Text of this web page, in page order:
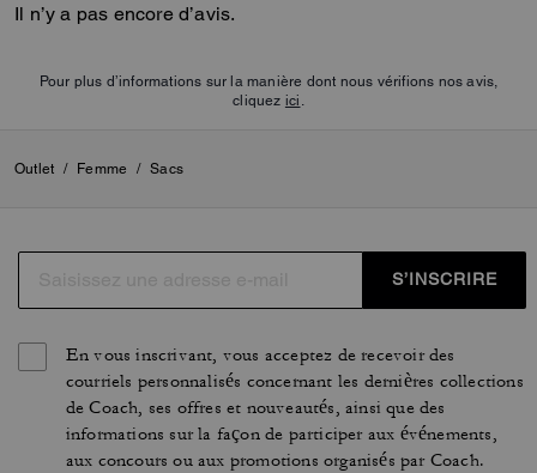
Il n’y a pas encore d’avis.
Pour plus d’informations sur la manière dont nous vérifions nos avis,
cliquez ici
Outlet / Femme / Sacs
S’INSCRIRE
En vous inscrivant, vous acceptez de recevoir des
courriels personnalisés concernant les dernières collections
de Coach, ses offres et nouveautés, ainsi que des
informations sur la façon de participer aux événements,
aux concours ou aux promotions organisés par Coach.